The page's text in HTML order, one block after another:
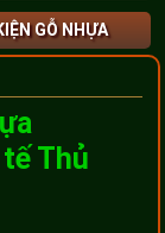
GỖ NHỰA
Thủ